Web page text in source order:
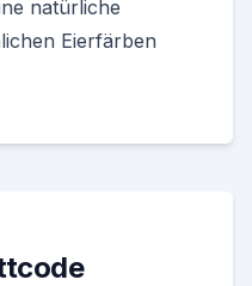
natürliche
Eierfärben